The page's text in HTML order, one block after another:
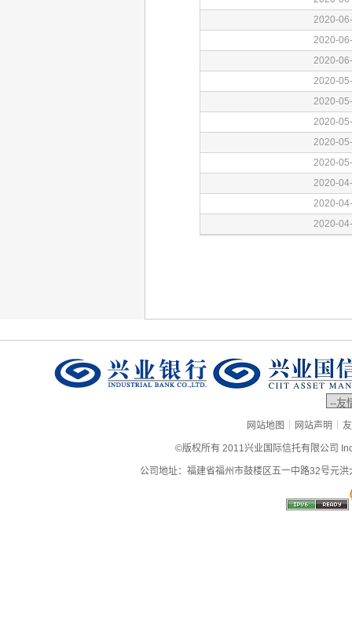
网站地图 | 网站声明 |
©版权所有 2011兴业国际信托有限公司
公司地址：福建省福州市鼓楼区五一中路32号元